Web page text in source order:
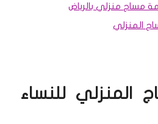
مساج منزلي بالرياض
المنزلي
المنزلي للنساء